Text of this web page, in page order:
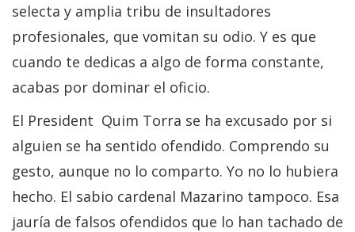
selecta y amplia tribu de insultadores
profesionales, que vomitan su odio. Y es que
cuando te dedicas a algo de forma constante,
acabas por dominar el oficio.
El President Quim Torra se ha excusado por si
alguien se ha sentido ofendido. Comprendo su
gesto, aunque no lo comparto. Yo no lo hubiera
hecho. El sabio cardenal Mazarino tampoco. Esa
jauría de falsos ofendidos que lo han tachado de